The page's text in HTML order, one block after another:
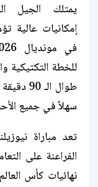
يمتلك الجيل
إمكانيات عالية
للخطة التكتيكية
طوال
سهلاً في جميع
تعد مباراة
الفراعنة على
نهائيات كأس